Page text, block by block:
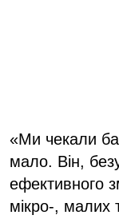
«Ми чекали
мало. Він,
ефективного
мікро-, малих